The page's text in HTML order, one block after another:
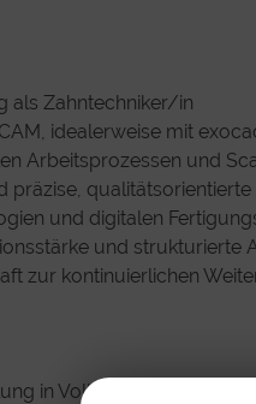
als Zahntechniker/in
idealerweise mit
Arbeitsprozessen und
präzise,
und digitalen
und strukturierte
zur kontinuierlichen
in Voll- oder Teilzeit